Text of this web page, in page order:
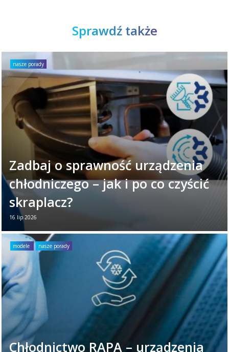
Sprawdź także
nasze porady
Zadbaj o sprawność urządzenia
chłodniczego – jak i po co czyścić
skraplacz?
16 lip 2026
Twoje urządzenie chłodnicze każdego dnia
ciężko pracuje. Aby zapewniało niezawodne
działanie, warto poświęcić mu chwilę raz w
miesiącu. ...
Czytaj więcej →
modele nasze porady
Chłodnictwo RAPA – urządzenia